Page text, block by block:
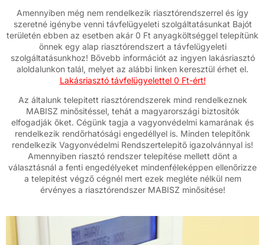
Amennyiben még nem rendelkezik riasztórendszerrel és így
szeretné igénybe venni távfelügyeleti szolgáltatásunkat Bajót
területén ebben az esetben akár 0 Ft anyagköltséggel telepítünk
önnek egy alap riasztórendszert a távfelügyeleti
szolgáltatásunkhoz! Bővebb információt az ingyen lakásriasztó
aloldalunkon talál, melyet az alábbi linken keresztül érhet el.
Lakásriasztó távfelügyelettel 0 Ft-ért!
Az általunk telepitett riasztórendszerek mind rendelkeznek
MABISZ minősitéssel, tehát a magyarországi biztosítók
elfogadják őket. Cégünk tagja a vagyonvédelmi kamarának és
rendelkezik rendőrhatósági engedéllyel is. Minden telepítőnk
rendelkezik Vagyonvédelmi Rendszertelepitő igazolvánnyal is!
Amennyiben riasztó rendszer telepítése mellett dönt a
választásnál a fenti engedélyeket mindenféleképpen ellenőrizze
a telepitést végző cégnél mert ezek megléte nélkül nem
érvényes a riasztórendszer MABISZ minősitése!